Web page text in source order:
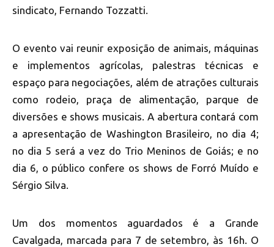
sindicato, Fernando Tozzatti.
O evento vai reunir exposição de animais, máquinas
e implementos agrícolas, palestras técnicas e
espaço para negociações, além de atrações culturais
como rodeio, praça de alimentação, parque de
diversões e shows musicais. A abertura contará com
a apresentação de Washington Brasileiro, no dia 4;
no dia 5 será a vez do Trio Meninos de Goiás; e no
dia 6, o público confere os shows de Forró Muído e
Sérgio Silva.
Um dos momentos aguardados é a Grande
Cavalgada, marcada para 7 de setembro, às 16h. O